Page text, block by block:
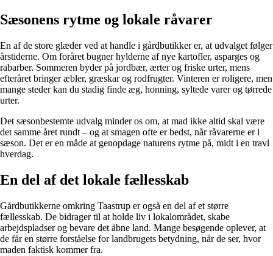
Sæsonens rytme og lokale råvarer
En af de store glæder ved at handle i gårdbutikker er, at udvalget følger
årstiderne. Om foråret bugner hylderne af nye kartofler, asparges og
rabarber. Sommeren byder på jordbær, ærter og friske urter, mens
efteråret bringer æbler, græskar og rodfrugter. Vinteren er roligere, men
mange steder kan du stadig finde æg, honning, syltede varer og tørrede
urter.
Det sæsonbestemte udvalg minder os om, at mad ikke altid skal være
det samme året rundt – og at smagen ofte er bedst, når råvarerne er i
sæson. Det er en måde at genopdage naturens rytme på, midt i en travl
hverdag.
En del af det lokale fællesskab
Gårdbutikkerne omkring Taastrup er også en del af et større
fællesskab. De bidrager til at holde liv i lokalområdet, skabe
arbejdspladser og bevare det åbne land. Mange besøgende oplever, at
de får en større forståelse for landbrugets betydning, når de ser, hvor
maden faktisk kommer fra.